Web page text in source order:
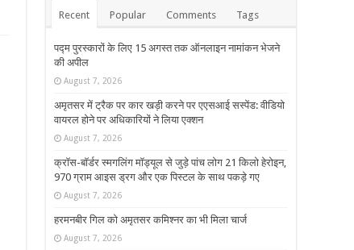
Recent Popular Comments Tags
पद्म पुरस्कारों के लिए 15 अगस्त तक ऑनलाइन नामांकन भेजने
की अपील
August 7, 2026
अमृतसर में ट्रैक पर कार खड़ी करने पर एएसआई सस्पेंड: वीडियो
वायरल होने पर अधिकारियों ने लिया एक्शन
August 7, 2026
क्रॉस-बॉर्डर स्मगलिंग मॉड्यूल से जुड़े पांच लोग 21 किलो हेरोइन,
970 ग्राम आइस ड्रग और एक पिस्टल के साथ पकड़े गए
August 7, 2026
हरमनबीर गिल को अमृतसर कमिश्नर का भी मिला चार्ज
August 7, 2026